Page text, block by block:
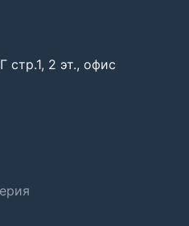
стр.1, 2 эт., офис